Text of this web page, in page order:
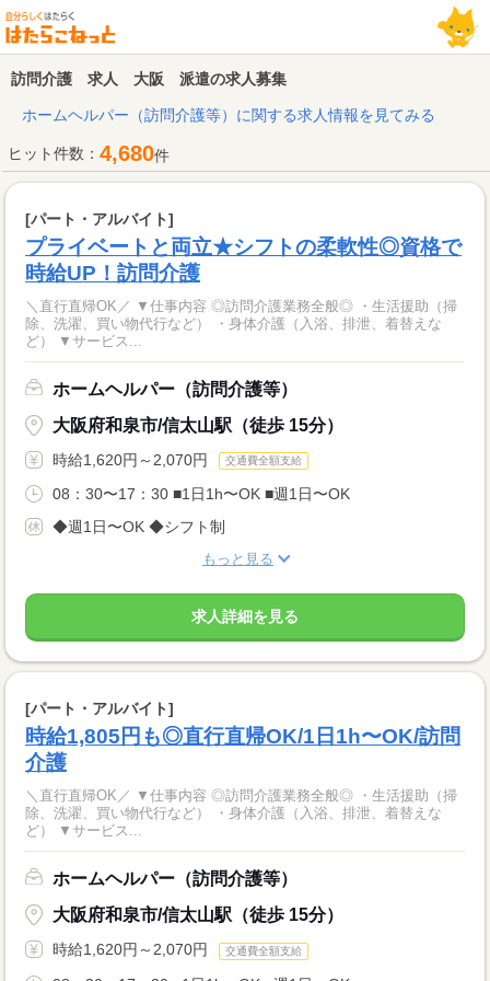
訪問介護 求人 大阪 派遣の求人募集
ホームヘルパー（訪問介護等）に関する求人情報を見てみる
ヒット件数： 4,680件
[パート・アルバイト]
プライベートと両立★シフトの柔軟性◎資格で
時給UP！訪問介護
＼直行直帰OK／ ▼仕事内容 ◎訪問介護業務全般◎ ・生活援助（掃
除、洗濯、買い物代行など） ・身体介護（入浴、排泄、着替えな
ど） ▼サービス...
ホームヘルパー（訪問介護等）
大阪府和泉市/信太山駅（徒歩 15分）
時給1,620円～2,070円 交通費全額支給
08：30〜17：30 ■1日1h〜OK ■週1日〜OK
◆週1日〜OK ◆シフト制
もっと見る
求人詳細を見る
[パート・アルバイト]
時給1,805円も◎直行直帰OK/1日1h〜OK/訪問
介護
＼直行直帰OK／ ▼仕事内容 ◎訪問介護業務全般◎ ・生活援助（掃
除、洗濯、買い物代行など） ・身体介護（入浴、排泄、着替えな
ど） ▼サービス...
ホームヘルパー（訪問介護等）
大阪府和泉市/信太山駅（徒歩 15分）
時給1,620円～2,070円 交通費全額支給